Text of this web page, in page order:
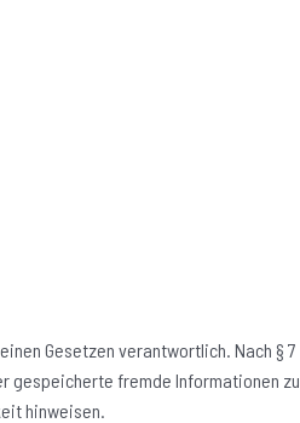
Gesetzen verantwortlich. Nach § 7
gespeicherte fremde Informationen zu
hinweisen.